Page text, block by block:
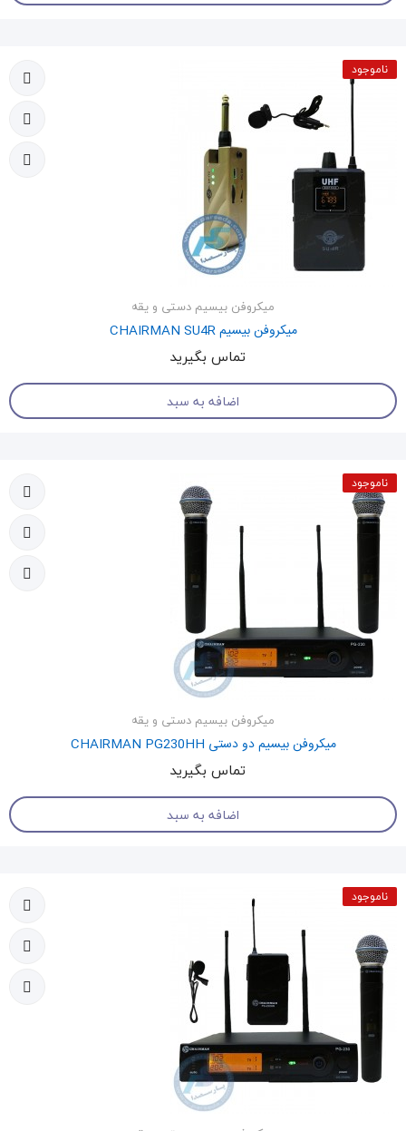
ناموجود
میکروفن بیسیم دستی و یقه
میکروفن بیسیم CHAIRMAN SU4R
تماس بگیرید
اضافه به سبد
ناموجود
میکروفن بیسیم دستی و یقه
میکروفن بیسیم دو دستی CHAIRMAN PG230HH
تماس بگیرید
اضافه به سبد
ناموجود